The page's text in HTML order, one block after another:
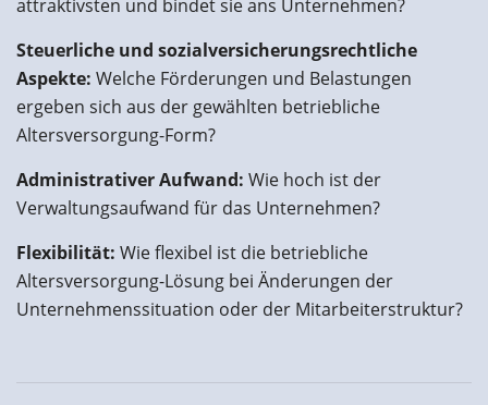
attraktivsten und bindet sie ans Unternehmen?
Steuerliche und sozialversicherungsrechtliche
Aspekte: Welche Förderungen und Belastungen
ergeben sich aus der gewählten betriebliche
Altersversorgung-Form?
Administrativer Aufwand: Wie hoch ist der
Verwaltungsaufwand für das Unternehmen?
Flexibilität: Wie flexibel ist die betriebliche
Altersversorgung-Lösung bei Änderungen der
Unternehmenssituation oder der Mitarbeiterstruktur?